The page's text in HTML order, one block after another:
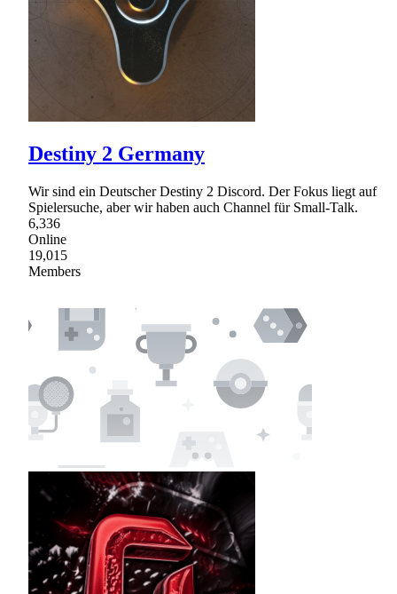
Destiny 2 Germany
Wir sind ein Deutscher Destiny 2 Discord. Der Fokus liegt auf
Spielersuche, aber wir haben auch Channel für Small-Talk.
6,336
Online
19,015
Members